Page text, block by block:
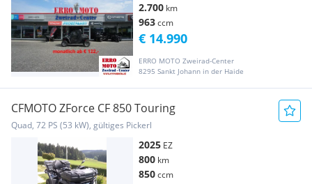
2.700 km
963ccm
ERRO MOTO Zweirad-Center
8295 Sankt Johann in der Haide
€ 14.990
CFMOTO ZForce CF 850 Touring
Quad, 72 PS (53 kW), gültiges Pickerl
2025 EZ
800 km
850ccm